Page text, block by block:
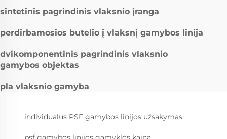
sintetinis pagrindinis vlaksnio įranga
perdirbamosios butelio į vlaksnį gamybos linija
dvikomponentinis pagrindinis vlaksnio
gamybos objektas
pla vlaksnio gamyba
individualus PSF gamybos linijos užsakymas